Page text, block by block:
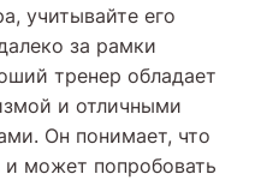
учитывайте его
за рамки
тренер обладает
и отличными
Он понимает, что
может попробовать